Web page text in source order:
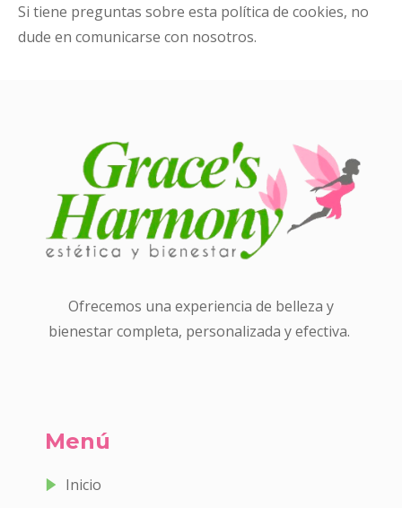
Si tiene preguntas sobre esta política de cookies, no
dude en comunicarse con nosotros.
Ofrecemos una experiencia de belleza y
bienestar completa, personalizada y efectiva.
Menú
Inicio